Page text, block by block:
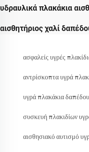
υδραυλικά πλακάκια
αισθητήριος χαλί
ασφαλείς υγρές
αντρίσκοπτα υγρά
υγρά πλακάκια
συσκευή πλακιδίων
αισθησιακό αυτισμό